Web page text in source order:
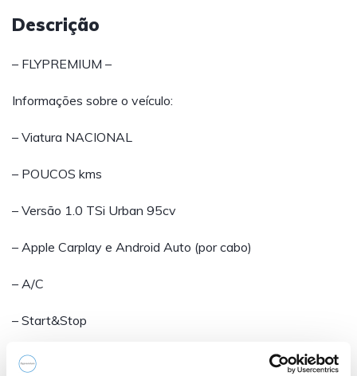
Descrição
– FLYPREMIUM –
Informações sobre o veículo:
– Viatura NACIONAL
– POUCOS kms
– Versão 1.0 TSi Urban 95cv
– Apple Carplay e Android Auto (por cabo)
– A/C
– Start&Stop
– Cruise control